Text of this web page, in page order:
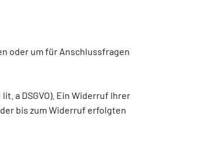
oder um für Anschlussfragen
a DSGVO). Ein Widerruf Ihrer
bis zum Widerruf erfolgten